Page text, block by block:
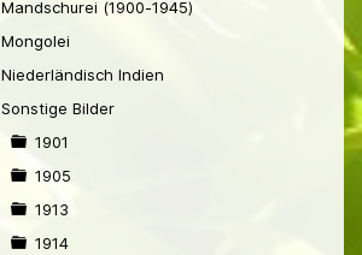
Mandschurei (1900-1945)
Mongolei
Niederländisch Indien
Sonstige Bilder
1901
1905
1913
1914